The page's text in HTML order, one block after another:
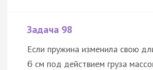
Задача 98
Если пружина изменила свою
6 см под действием груза